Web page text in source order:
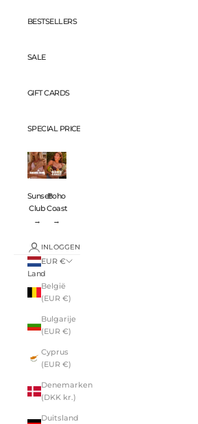
BESTSELLERS
SALE
GIFT CARDS
SPECIAL PRICES 💸
Sunset
Club
→
Boho
Coast
→
INLOGGEN
EUR €
Land
België
(EUR €)
Bulgarije
(EUR €)
Cyprus
(EUR €)
Denemarken
(DKK kr.)
Duitsland